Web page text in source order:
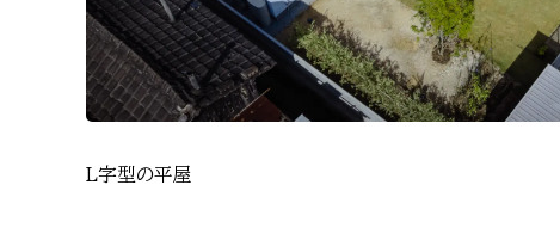
L字型の平屋